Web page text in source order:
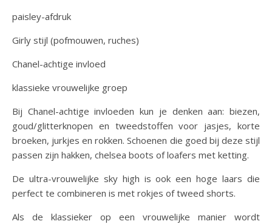
paisley-afdruk
Girly stijl (pofmouwen, ruches)
Chanel-achtige invloed
klassieke vrouwelijke groep
Bij Chanel-achtige invloeden kun je denken aan: biezen,
goud/glitterknopen en tweedstoffen voor jasjes, korte
broeken, jurkjes en rokken. Schoenen die goed bij deze stijl
passen zijn hakken, chelsea boots of loafers met ketting.
De ultra-vrouwelijke sky high is ook een hoge laars die
perfect te combineren is met rokjes of tweed shorts.
Als de klassieker op een vrouwelijke manier wordt